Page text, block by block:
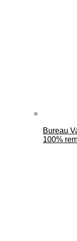
Bureau
100%